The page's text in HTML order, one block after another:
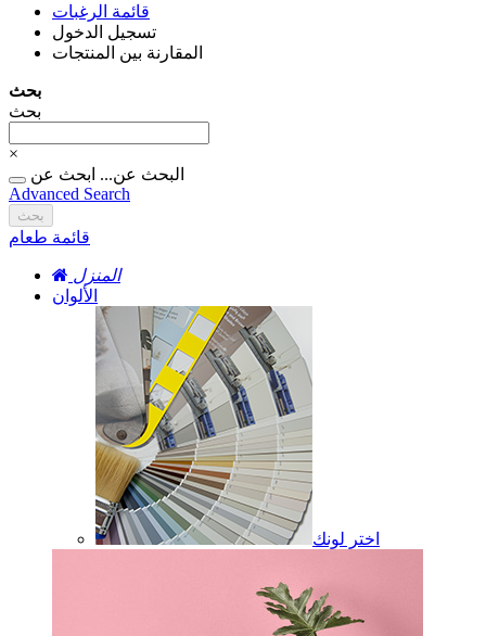
قائمة الرغبات
تسجيل الدخول
المقارنة بين المنتجات
بحث
بحث
×
البحث عن... ابحث عن
Advanced Search
بحث
قائمة طعام
المنزل
الألوان
اختر لونك